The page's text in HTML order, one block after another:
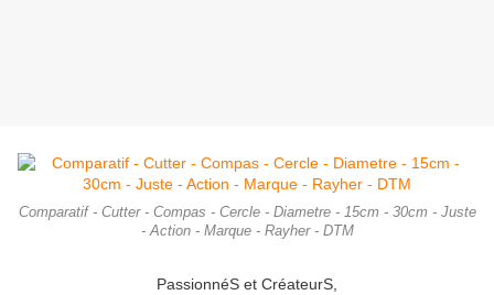
Comparatif - Cutter - Compas - Cercle - Diametre - 15cm - 30cm - Juste
- Action - Marque - Rayher - DTM
PassionnéS et CréateurS,